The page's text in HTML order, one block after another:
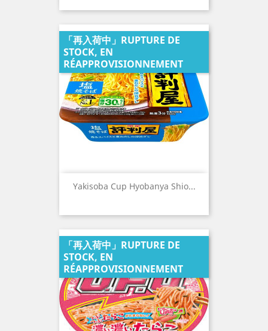
Yakisoba Cup Hyobanya Shio...
「再入荷中」RUPTURE DE
STOCK, EN
RÉAPPROVISIONNEMENT
「再入荷中」RUPTURE DE
STOCK, EN
RÉAPPROVISIONNEMENT